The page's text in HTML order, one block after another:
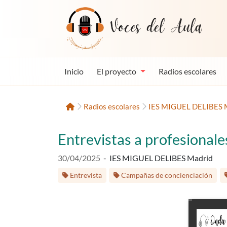
Voces del Aula
Inicio El proyecto Radios escolares
InicioRadios escolares IES MIGUEL DELIBES
Entrevistas a
Fecha de publicación:
30/04/2025 - IES MIGUEL DELIBES Madrid
Etiquetas:
Entrevista Campañas de concienciación